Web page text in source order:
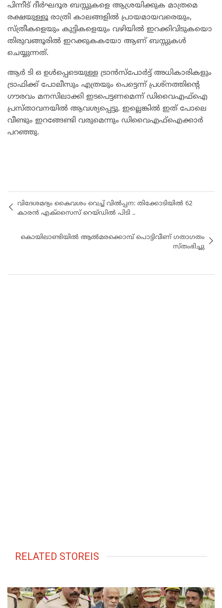
പിന്നീട് ദീർഘദൂര ബസ്സുകളെ ആശ്രയിക്കുക മാത്രമെ
രക്ഷയുള്ളൂ രാത്രി കാലങ്ങളിൽ പ്രായമായവരെയും,
സ്ത്രീകളെയും കുട്ടികളെയും വഴിയിൽ ഇറക്കിവിടുകയൊ
തിരുവങ്ങൂരിൽ ഇറക്കുകകയോ ആണ് ബസ്സുകൾ
ചെയ്യുന്നത്.
ആർ ടി ഒ ഉൾപ്പെടെയുള്ള ട്രാൻസ്പോർട്ട് അധികാരികളും
ട്രാഫിക്ക് പോലീസും എത്രയും പെട്ടെന്ന് പ്രശ്നത്തിന്റെ
ഗൗരവം മനസിലാക്കി ഇടപെട്ടണമെന്ന് ഡിവൈഎഫ്ഐ
പ്രസ്താവനയിൽ ആവശ്യപ്പെട്ടു. ഇല്ലെങ്കിൽ ഇത് പോലെ
വീണ്ടും ഇറങ്ങേണ്ടി വരുമെന്നും ഡിവൈഎഫ്ഐക്കാർ
പറഞ്ഞു.
വിദേശമദ്യം കൈവശം വെച്ച് വിൽപ്പന: തിക്കോടിയില്‍ 62
കാരൻ എക്‌സൈസ് റെയ്ഡിൽ പിടി ..
കൊയിലാണ്ടിയില്‍ ആൽമരക്കൊമ്പ് പൊട്ടിവീണ് ഗതാഗതം
സ്തംഭിച്ചു
RELATED STOREIS